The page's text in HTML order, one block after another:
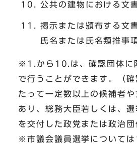
公共の建物における文
掲示または頒布する文
氏名または氏名類推事
※1.から10.は、確認団体に
で行うことができます。（
たって一定数以上の候補者
あり、総務大臣若しくは、
を交付した政党または政治団
※市議会議員選挙について